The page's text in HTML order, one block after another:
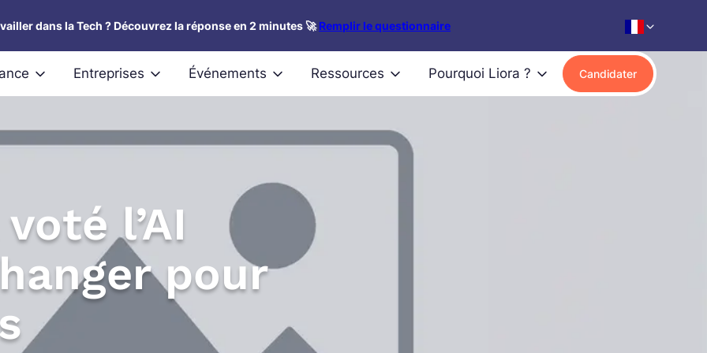
dans la Tech ? Découvrez la réponse en 2 minutes 🚀Remplir le questionnaire
Entreprises Événements Ressources Pourquoi Liora ? Candidater
l’AI
pour